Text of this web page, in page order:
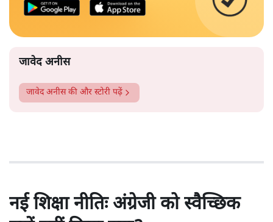
जावेद अनीस
जावेद अनीसकी और स्टोरी पढ़ें
नई शिक्षा नीतिः अंग्रेजी को स्वैच्छिक